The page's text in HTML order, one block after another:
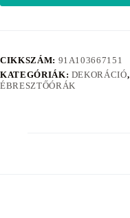
CIKKSZÁM: 91A103667151
KATEGÓRIÁK: DEKORÁCIÓ,
ÉBRESZTŐÓRÁK